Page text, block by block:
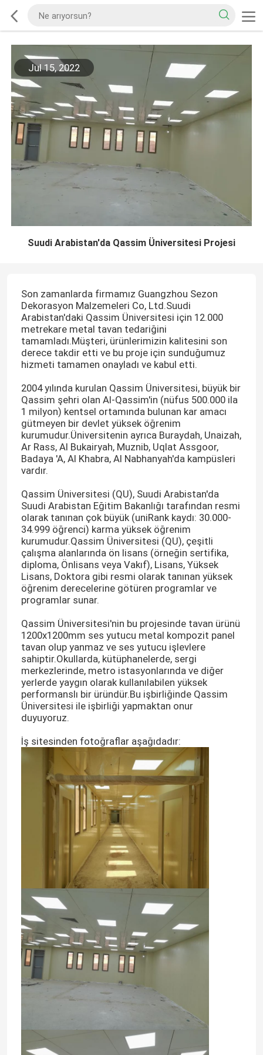
Jul 15, 2022
Suudi Arabistan'da Qassim Üniversitesi Projesi
Son zamanlarda firmamız Guangzhou Sezon
Dekorasyon Malzemeleri Co, Ltd.Suudi
Arabistan'daki Qassim Üniversitesi için 12.000
metrekare metal tavan tedariğini
tamamladı.Müşteri, ürünlerimizin kalitesini son
derece takdir etti ve bu proje için sunduğumuz
hizmeti tamamen onayladı ve kabul etti.
2004 yılında kurulan Qassim Üniversitesi, büyük bir
Qassim şehri olan Al-Qassim'in (nüfus 500.000 ila
1 milyon) kentsel ortamında bulunan kar amacı
gütmeyen bir devlet yüksek öğrenim
kurumudur.Üniversitenin ayrıca Buraydah, Unaizah,
Ar Rass, Al Bukairyah, Muznib, Uqlat Assgoor,
Badaya 'A, Al Khabra, Al Nabhanyah'da kampüsleri
vardır.
Qassim Üniversitesi (QU), Suudi Arabistan'da
Suudi Arabistan Eğitim Bakanlığı tarafından resmi
olarak tanınan çok büyük (uniRank kaydı: 30.000-
34.999 öğrenci) karma yüksek öğrenim
kurumudur.Qassim Üniversitesi (QU), çeşitli
çalışma alanlarında ön lisans (örneğin sertifika,
diploma, Önlisans veya Vakıf), Lisans, Yüksek
Lisans, Doktora gibi resmi olarak tanınan yüksek
öğrenim derecelerine götüren programlar ve
programlar sunar.
Qassim Üniversitesi'nin bu projesinde tavan ürünü
1200x1200mm ses yutucu metal kompozit panel
tavan olup yanmaz ve ses yutucu işlevlere
sahiptir.Okullarda, kütüphanelerde, sergi
merkezlerinde, metro istasyonlarında ve diğer
yerlerde yaygın olarak kullanılabilen yüksek
performanslı bir üründür.Bu işbirliğinde Qassim
Üniversitesi ile işbirliği yapmaktan onur
duyuyoruz.
İş sitesinden fotoğraflar aşağıdadır: